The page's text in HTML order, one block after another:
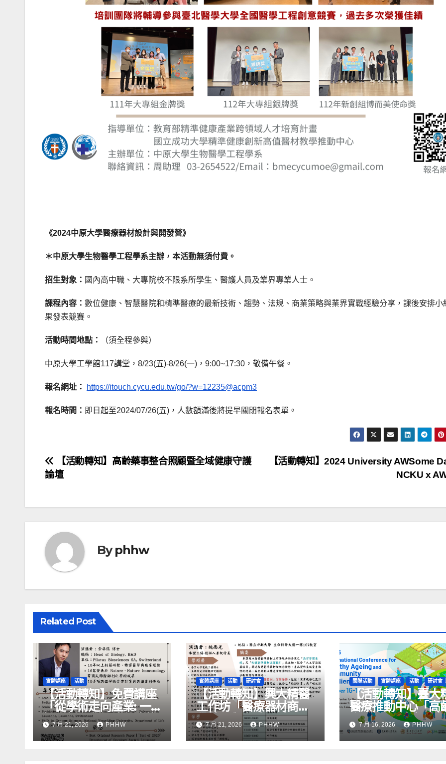
《2024中原大學醫療器材設計與開發營》
＊中原大學生物醫學工程學系主辦，本活動無須付費。
招生對象： 國內高中職、大專院校不限系所學生、醫護人員及業界專業人士。
課程內容： 數位健康、智慧醫院和精準醫療的最新技術、趨勢、法規、商業策略與業界實戰經驗分享，課後安排小
果發表競賽。
活動時間地點： （須全程參與）
中原大學工學館117講堂，8/23(五)-8/26(一)，9:00~17:30，敬備午餐。
報名網址： https://itouch.cycu.edu.tw/go/?w=12235@acpm3
報名時間： 即日起至2024/07/26(五)，人數額滿後將提早關閉報名表單。
文
章
導
【活動轉知】2024 University AWSome
NCKU x
【活動轉知】高齡藥事整合照顧暨全域健康守護
論壇
Byphhw
Related Post
實體講座 活動
【活動轉知】免費講座
「從學術走向產業: ⼀
場創新力與⼈才共築的
旅程」
7 月 21, 2026 PHHW
實體講座 活動 研討會
【活動轉知】興大精醫
工作坊「醫療器材商品
化精要與實戰研討」
7 月 21, 2026 PHHW
國際活動 實體講座 活動 研討會
【活動轉知】臺大
醫療推動中心「高
際研討會-健康長
區韌性」
7 月 16, 2026 PHHW